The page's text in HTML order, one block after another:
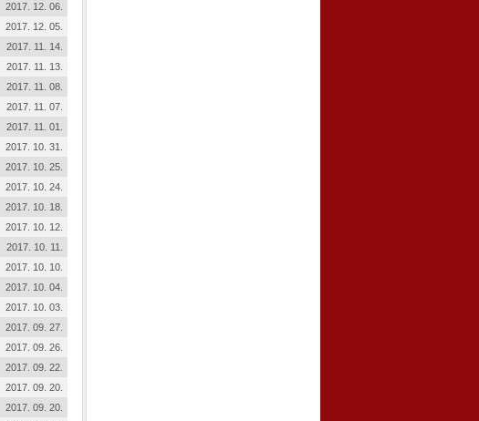
2017. 12. 06.
2017. 12. 05.
2017. 11. 14.
2017. 11. 13.
2017. 11. 08.
2017. 11. 07.
2017. 11. 01.
2017. 10. 31.
2017. 10. 25.
2017. 10. 24.
2017. 10. 18.
2017. 10. 12.
2017. 10. 11.
2017. 10. 10.
2017. 10. 04.
2017. 10. 03.
2017. 09. 27.
2017. 09. 26.
2017. 09. 22.
2017. 09. 20.
2017. 09. 20.